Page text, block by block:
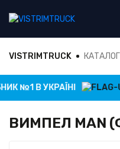
VISTRIMTRUCK
№1 В УКРАЇНІ
ВИМПЕЛ MAN